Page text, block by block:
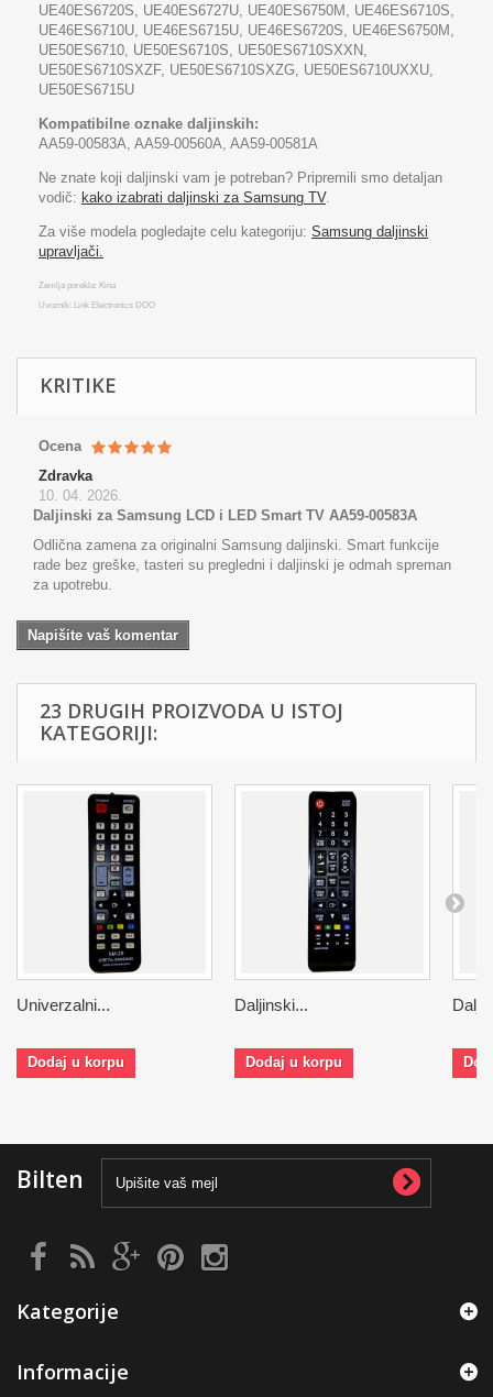
UE40ES6720S, UE40ES6727U, UE40ES6750M, UE46ES6710S,
UE46ES6710U, UE46ES6715U, UE46ES6720S, UE46ES6750M,
UE50ES6710, UE50ES6710S, UE50ES6710SXXN,
UE50ES6710SXZF, UE50ES6710SXZG, UE50ES6710UXXU,
UE50ES6715U
Kompatibilne oznake daljinskih:
AA59-00583A, AA59-00560A, AA59-00581A
Ne znate koji daljinski vam je potreban? Pripremili smo detaljan
vodič: kako izabrati daljinski za Samsung TV.
Za više modela pogledajte celu kategoriju: Samsung daljinski
upravljači.
Zemlja porekla: Kina
Uvoznik: Link Electronics DOO
KRITIKE
Ocena
Zdravka
10. 04. 2026.
Daljinski za Samsung LCD i LED Smart TV AA59-00583A
Odlična zamena za originalni Samsung daljinski. Smart funkcije
rade bez greške, tasteri su pregledni i daljinski je odmah spreman
za upotrebu.
Napišite vaš komentar
23 DRUGIH PROIZVODA U ISTOJ
KATEGORIJI:
Univerzalni...
Dodaj u korpu
Daljinski...
Dodaj u korpu
Bilten
Kategorije
Informacije